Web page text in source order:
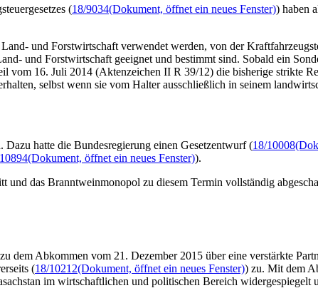
(18/9034(Dokument, öffnet ein neues Fenster)) haben
und Forstwirtschaft verwendet werden, von der
und Forstwirtschaft geeignet und bestimmt sind. Sobald ein
16. Juli 2014 (Aktenzeichen II R 39/12) die bisherige strikte
selbst wenn sie vom Halter ausschließlich in seinem
hatte die Bundesregierung einen Gesetzentwurf (18/10008
(Dokument, öffnet ein neues Fenster)).
das Branntweinmonopol zu diesem Termin vollständig
Abkommen vom 21. Dezember 2015 über eine verstärkte
(18/10212(Dokument, öffnet ein neues Fenster)) zu. Mit dem
im wirtschaftlichen und politischen Bereich widergespiegelt